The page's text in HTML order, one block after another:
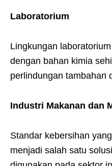
Laboratorium
Lingkungan
dengan bahan kimia
perlindungan tambahan
Industri Makanan dan
Standar kebersihan
menjadi salah satu